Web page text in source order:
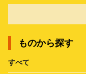
ものから探す
すべて